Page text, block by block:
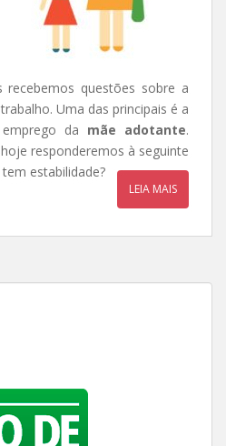
questões sobre a
Uma das principais é a
da mãe adotante.
responderemos à seguinte
estabilidade?
LEIA MAIS